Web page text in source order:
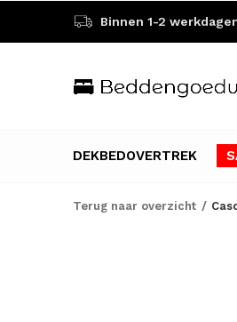
DEKBEDOVERTREK
Binnen 1-2
Terug naar overzicht